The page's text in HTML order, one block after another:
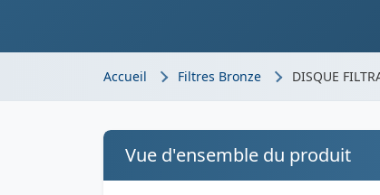
Accueil Filtres Bronze DISQUE
Vue d'ensemble du produit